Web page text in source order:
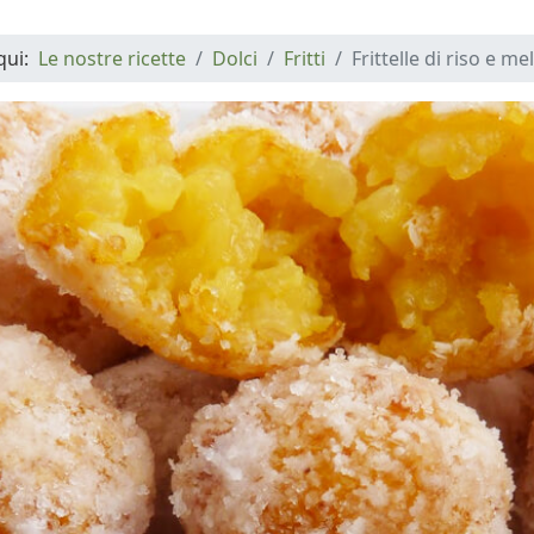
Le nostre ricette Dolci Fritti Frittelle di riso e